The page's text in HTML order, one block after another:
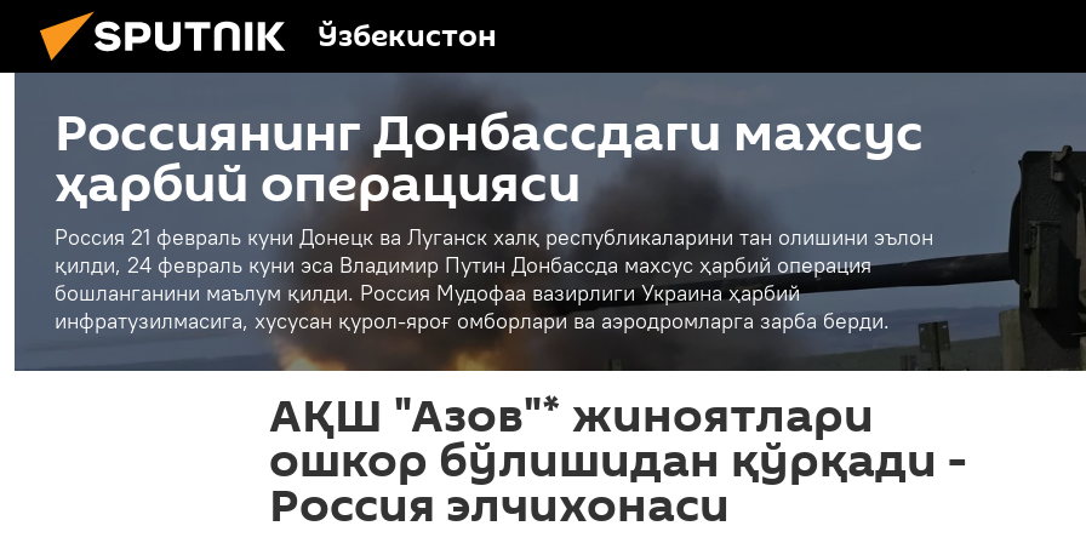
Ўзбекистон
Россиянинг Донбассдаги махсус
ҳарбий операцияси
Россия 21 февраль куни Донецк ва Луганск халқ республикаларини тан олишини эълон
қилди, 24 февраль куни эса Владимир Путин Донбассда махсус ҳарбий операция
бошланганини маълум қилди. Россия Мудофаа вазирлиги Украина ҳарбий
инфратузилмасига, хусусан қурол-яроғ омборлари ва аэродромларга зарба берди.
АҚШ "Азов"* жиноятлари
ошкор бўлишидан қўрқади -
Россия элчихонаси